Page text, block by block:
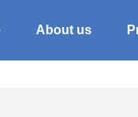
About us